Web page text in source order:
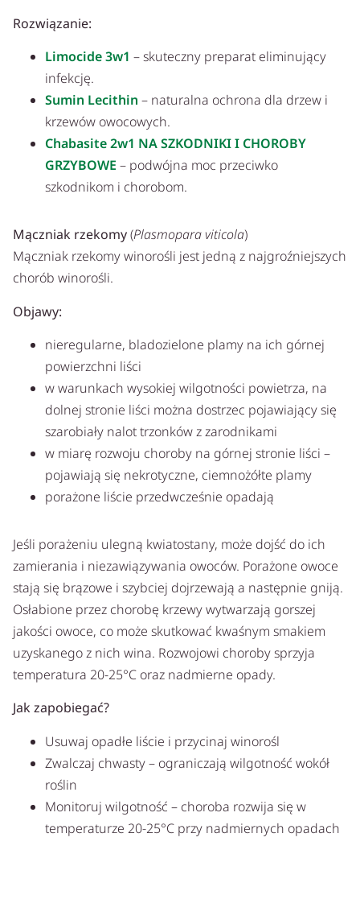
Rozwiązanie:
Limocide 3w1 – skuteczny preparat eliminujący
infekcję.
Sumin Lecithin – naturalna ochrona dla drzew i
krzewów owocowych.
Chabasite 2w1 NA SZKODNIKI I CHOROBY
GRZYBOWE – podwójna moc przeciwko
szkodnikom i chorobom.
Mączniak rzekomy(Plasmopara viticola)
Mączniak rzekomy winorośli jest jedną z najgroźniejszych
chorób winorośli.
Objawy:
nieregularne, bladozielone plamy na ich górnej
powierzchni liści
w warunkach wysokiej wilgotności powietrza, na
dolnej stronie liści można dostrzec pojawiający się
szarobiały nalot trzonków z zarodnikami
w miarę rozwoju choroby na górnej stronie liści –
pojawiają się nekrotyczne, ciemnożółte plamy
porażone liście przedwcześnie opadają
Jeśli porażeniu ulegną kwiatostany, może dojść do ich
zamierania i niezawiązywania owoców. Porażone owoce
stają się brązowe i szybciej dojrzewają a następnie gniją.
Osłabione przez chorobę krzewy wytwarzają gorszej
jakości owoce, co może skutkować kwaśnym smakiem
uzyskanego z nich wina. Rozwojowi choroby sprzyja
temperatura 20-25°C oraz nadmierne opady.
Jak zapobiegać?
Usuwaj opadłe liście i przycinaj winorośl
Zwalczaj chwasty – ograniczają wilgotność wokół
roślin
Monitoruj wilgotność – choroba rozwija się w
temperaturze 20-25°C przy nadmiernych opadach